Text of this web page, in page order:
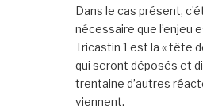
Dans le cas présent,
nécessaire que l’enjeu
Tricastin 1 est la « tête
qui seront déposés et
trentaine d’autres
viennent.